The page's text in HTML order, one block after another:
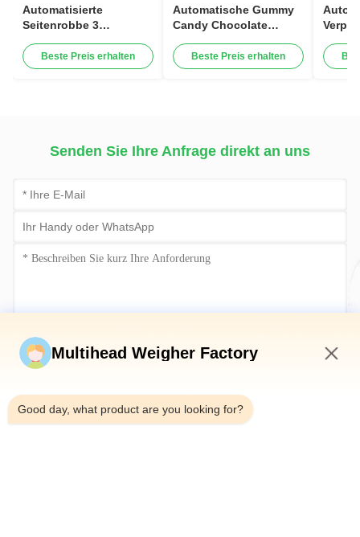
Automatisierte
Seitenrobbe 3
Shampoo-
Mayonnaisen-flüssige
Beste Preis erhalten
Automatische Gummy
Candy Chocolate
Verpackungsmaschine
Hochgeschwindigkeit
Beste Preis erhalten
Senden Sie Ihre Anfrage direkt an uns
Jetzt einreichen
Multihead Weigher Factory
Good day, what product are you looking for?